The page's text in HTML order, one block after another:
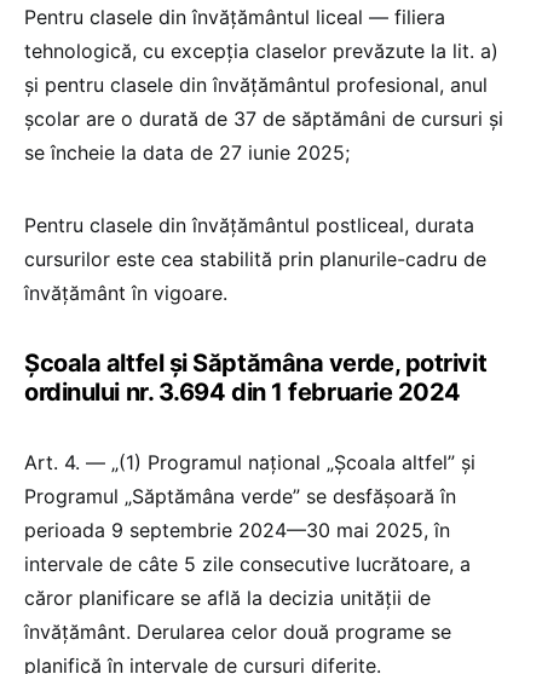
Pentru clasele din învățământul liceal — filiera
tehnologică, cu excepția claselor prevăzute la lit. a)
și pentru clasele din învățământul profesional, anul
școlar are o durată de 37 de săptămâni de cursuri și
se încheie la data de 27 iunie 2025;
Pentru clasele din învățământul postliceal, durata
cursurilor este cea stabilită prin planurile-cadru de
învățământ în vigoare.
Școala altfel și Săptămâna verde, potrivit
ordinului nr. 3.694 din 1 februarie 2024
Art. 4. — „(1) Programul național „Școala altfel” și
Programul „Săptămâna verde” se desfășoară în
perioada 9 septembrie 2024—30 mai 2025, în
intervale de câte 5 zile consecutive lucrătoare, a
căror planificare se află la decizia unității de
învățământ. Derularea celor două programe se
planifică în intervale de cursuri diferite.